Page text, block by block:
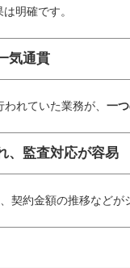
明確です。
気通貫
れていた業務が、 一
、監査対応が容易
契約金額の推移などが